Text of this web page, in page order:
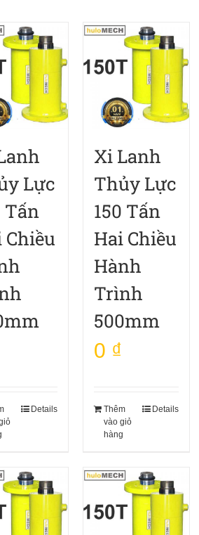
Lực
Tấn
Chiều
Details
Xi Lanh
Thủy Lực
150 Tấn
Hai Chiều
Hành
Trình
500mm
0 ₫
Thêm
vào giỏ
hàng
Details